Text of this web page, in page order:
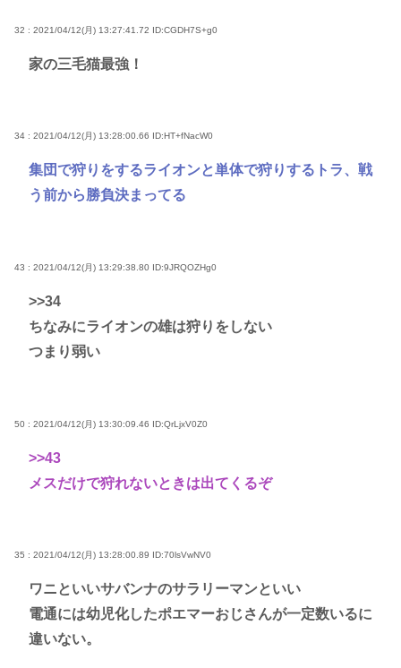
32 : 2021/04/12(月) 13:27:41.72 ID:CGDH7S+g0
家の三毛猫最強！
34 : 2021/04/12(月) 13:28:00.66 ID:HT+fNacW0
集団で狩りをするライオンと単体で狩りするトラ、戦
う前から勝負決まってる
43 : 2021/04/12(月) 13:29:38.80 ID:9JRQOZHg0
>>34
ちなみにライオンの雄は狩りをしない
つまり弱い
50 : 2021/04/12(月) 13:30:09.46 ID:QrLjxV0Z0
>>43
メスだけで狩れないときは出てくるぞ
35 : 2021/04/12(月) 13:28:00.89 ID:70lsVwNV0
ワニといいサバンナのサラリーマンといい
電通には幼児化したポエマーおじさんが一定数いるに
違いない。